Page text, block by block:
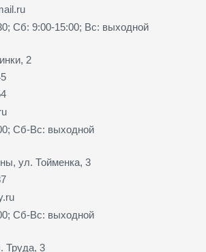
Сб: 9:00-15:00; Вс: выходной
2
Сб-Вс: выходной
ул. Тойменка, 3
Сб-Вс: выходной
Труда, 3